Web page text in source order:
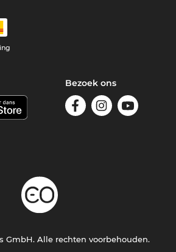
Bezoek ons
GmbH. Alle rechten voorbehouden.